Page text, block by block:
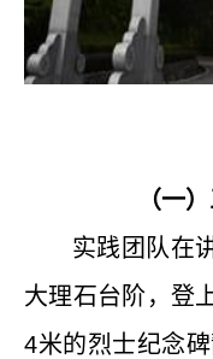
（一
实践团队在
大理石台阶，登
4米的烈士纪念